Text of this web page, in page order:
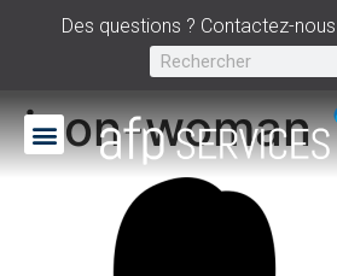
Des questions ? Contactez-
icon-woman